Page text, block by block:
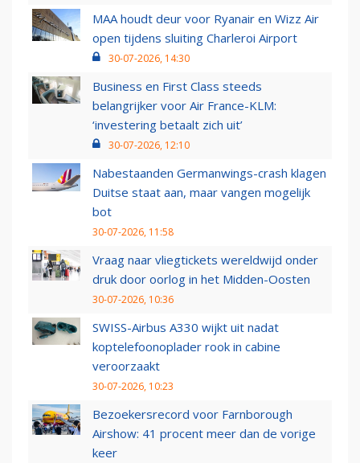
MAA houdt deur voor Ryanair en Wizz Air
open tijdens sluiting Charleroi Airport
30-07-2026, 14:30
Business en First Class steeds
belangrijker voor Air France-KLM:
‘investering betaalt zich uit’
30-07-2026, 12:10
Nabestaanden Germanwings-crash klagen
Duitse staat aan, maar vangen mogelijk
bot
30-07-2026, 11:58
Vraag naar vliegtickets wereldwijd onder
druk door oorlog in het Midden-Oosten
30-07-2026, 10:36
SWISS-Airbus A330 wijkt uit nadat
koptelefoonoplader rook in cabine
veroorzaakt
30-07-2026, 10:23
Bezoekersrecord voor Farnborough
Airshow: 41 procent meer dan de vorige
keer